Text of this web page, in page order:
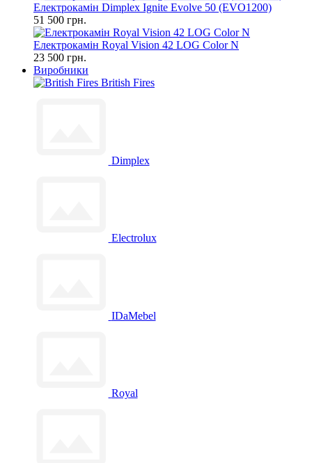
Електрокамін Dimplex Ignite Evolve 50 (EVO1200)
51 500 грн.
Електрокамін Royal Vision 42 LOG Color N
23 500 грн.
Виробники
British Fires
Dimplex
Electrolux
IDaMebel
Royal